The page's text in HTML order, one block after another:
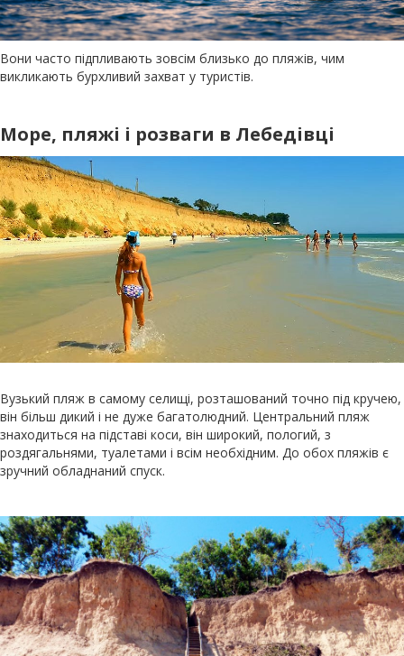
Вони часто підпливають зовсім близько до пляжів, чим
викликають бурхливий захват у туристів.
Море, пляжі і розваги в Лебедівці
Вузький пляж в самому селищі, розташований точно під кручею,
він більш дикий і не дуже багатолюдний. Центральний пляж
знаходиться на підставі коси, він широкий, пологий, з
роздягальнями, туалетами і всім необхідним. До обох пляжів є
зручний обладнаний спуск.